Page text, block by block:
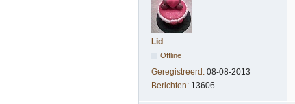
Lid
Offline
Geregistreerd: 08-08-2013
Berichten: 13606